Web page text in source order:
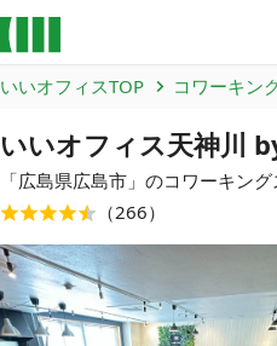
よくあるご質問
法人での利用
店舗オーナー様へ
いいオフィスTOP コワーキン
いいオフィス天神川
「広島県広島市 」のコワーキン
（266）